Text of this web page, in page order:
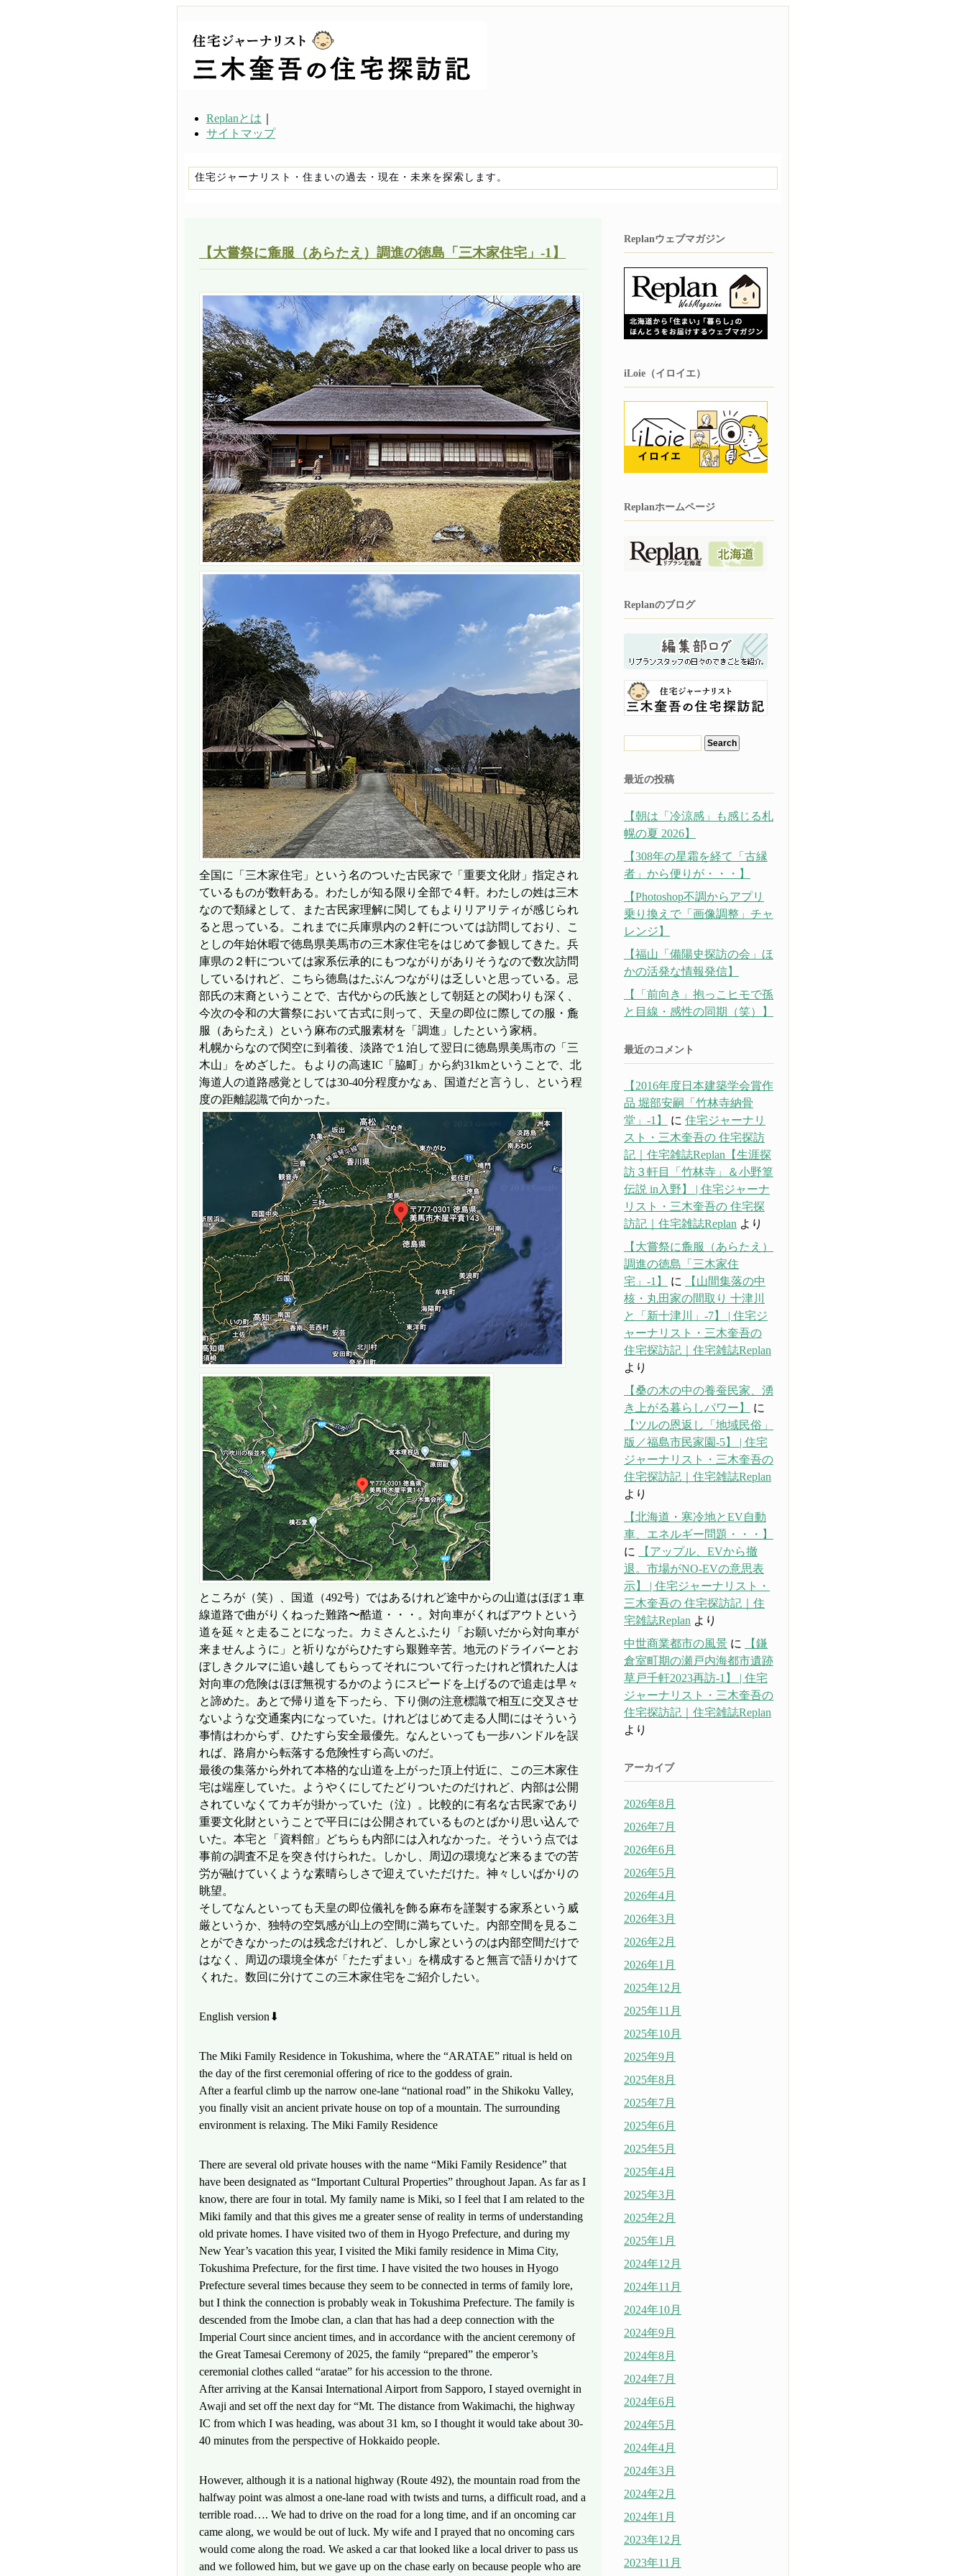
Replanとは
サイトマップ
住宅ジャーナリスト・住まいの過去・現在・未来を探索します。
【大嘗祭に麁服（あらたえ）調進の徳島「三木家住宅」-1】
全国に「三木家住宅」という名のついた古民家で「重要文化財」指定され
ているものが数軒ある。わたしが知る限り全部で４軒。わたしの姓は三木
なので類縁として、また古民家理解に関してもよりリアリティが感じられ
ると思っている。これまでに兵庫県内の２軒については訪問しており、こ
としの年始休暇で徳島県美馬市の三木家住宅をはじめて参観してきた。兵
庫県の２軒については家系伝承的にもつながりがありそうなので数次訪問
しているけれど、こちら徳島はたぶんつながりは乏しいと思っている。忌
部氏の末裔ということで、古代からの氏族として朝廷との関わりも深く、
今次の令和の大嘗祭において古式に則って、天皇の即位に際しての服・麁
服（あらたえ）という麻布の式服素材を「調進」したという家柄。
札幌からなので関空に到着後、淡路で１泊して翌日に徳島県美馬市の「三
木山」をめざした。もよりの高速IC「脇町」から約31kmということで、北
海道人の道路感覚としては30-40分程度かなぁ、国道だと言うし、という程
度の距離認識で向かった。
ところが（笑）、国道（492号）ではあるけれど途中からの山道はほぼ１車
線道路で曲がりくねった難路〜酷道・・・。対向車がくればアウトという
道を延々と走ることになった。カミさんとふたり「お願いだから対向車が
来ませんように」と祈りながらひたすら艱難辛苦。地元のドライバーとお
ぼしきクルマに追い越してもらってそれについて行ったけれど慣れた人は
対向車の危険はほぼ無視するかのようにスピードを上げるので追走は早々
と諦めた。あとで帰り道を下ったら、下り側の注意標識で相互に交叉させ
ないような交通案内になっていた。けれどはじめて走る人間にはそういう
事情はわからず、ひたすら安全最優先。なんといっても一歩ハンドルを誤
れば、路肩から転落する危険性すら高いのだ。
最後の集落から外れて本格的な山道を上がった頂上付近に、この三木家住
宅は端座していた。ようやくにしてたどりついたのだけれど、内部は公開
されていなくてカギが掛かっていた（泣）。比較的に有名な古民家であり
重要文化財ということで平日には公開されているものとばかり思い込んで
いた。本宅と「資料館」どちらも内部には入れなかった。そういう点では
事前の調査不足を突き付けられた。しかし、周辺の環境など来るまでの苦
労が融けていくような素晴らしさで迎えていただけた。神々しいばかりの
眺望。
そしてなんといっても天皇の即位儀礼を飾る麻布を謹製する家系という威
厳というか、独特の空気感が山上の空間に満ちていた。内部空間を見るこ
とができなかったのは残念だけれど、しかし家というのは内部空間だけで
はなく、周辺の環境全体が「たたずまい」を構成すると無言で語りかけて
くれた。数回に分けてこの三木家住宅をご紹介したい。
English version⬇
The Miki Family Residence in Tokushima, where the “ARATAE” ritual is held on
the day of the first ceremonial offering of rice to the goddess of grain.
After a fearful climb up the narrow one-lane “national road” in the Shikoku Valley,
you finally visit an ancient private house on top of a mountain. The surrounding
environment is relaxing. The Miki Family Residence
There are several old private houses with the name “Miki Family Residence” that
have been designated as “Important Cultural Properties” throughout Japan. As far as I
know, there are four in total. My family name is Miki, so I feel that I am related to the
Miki family and that this gives me a greater sense of reality in terms of understanding
old private homes. I have visited two of them in Hyogo Prefecture, and during my
New Year’s vacation this year, I visited the Miki family residence in Mima City,
Tokushima Prefecture, for the first time. I have visited the two houses in Hyogo
Prefecture several times because they seem to be connected in terms of family lore,
but I think the connection is probably weak in Tokushima Prefecture. The family is
descended from the Imobe clan, a clan that has had a deep connection with the
Imperial Court since ancient times, and in accordance with the ancient ceremony of
the Great Tamesai Ceremony of 2025, the family “prepared” the emperor’s
ceremonial clothes called “aratae” for his accession to the throne.
After arriving at the Kansai International Airport from Sapporo, I stayed overnight in
Awaji and set off the next day for “Mt. The distance from Wakimachi, the highway
IC from which I was heading, was about 31 km, so I thought it would take about 30-
40 minutes from the perspective of Hokkaido people.
However, although it is a national highway (Route 492), the mountain road from the
halfway point was almost a one-lane road with twists and turns, a difficult road, and a
terrible road…. We had to drive on the road for a long time, and if an oncoming car
came along, we would be out of luck. My wife and I prayed that no oncoming cars
would come along the road. We asked a car that looked like a local driver to pass us
and we followed him, but we gave up on the chase early on because people who are
Replanウェブマガジン
iLoie（イロイエ）
Replanホームページ
Replanのブログ
最近の投稿
【朝は「冷涼感」も感じる札
幌の夏 2026】
【308年の星霜を経て「古縁
者」から便りが・・・】
【Photoshop不調からアプリ
乗り換えで「画像調整」チャ
レンジ】
【福山「備陽史探訪の会」ほ
かの活発な情報発信】
【「前向き」抱っこヒモで孫
と目線・感性の同期（笑）】
最近のコメント
【2016年度日本建築学会賞作
品 堀部安嗣「竹林寺納骨
堂」-1】
に 住宅ジャーナリ
スト・三木奎吾の 住宅探訪
記｜住宅雑誌Replan【生涯探
訪３軒目「竹林寺」＆小野篁
伝説 in入野】 | 住宅ジャーナ
リスト・三木奎吾の 住宅探
訪記｜住宅雑誌Replan より
【大嘗祭に麁服（あらたえ）
調進の徳島「三木家住
宅」-1】
に
【山間集落の中
核・丸田家の間取り 十津川
と「新十津川」-7】 | 住宅ジ
ャーナリスト・三木奎吾の
住宅探訪記｜住宅雑誌Replan
より
【桑の木の中の養蚕民家、湧
き上がる暮らしパワー】
に
【ツルの恩返し「地域民俗」
版／福島市民家園-5】 | 住宅
ジャーナリスト・三木奎吾の
住宅探訪記｜住宅雑誌Replan
より
【北海道・寒冷地とEV自動
車、エネルギー問題・・・】
に
【アップル、EVから撤
退。市場がNO-EVの意思表
示】 | 住宅ジャーナリスト・
三木奎吾の 住宅探訪記｜住
宅雑誌Replan より
中世商業都市の風景 に
【鎌
倉室町期の瀬戸内海都市遺跡
草戸千軒2023再訪-1】 | 住宅
ジャーナリスト・三木奎吾の
住宅探訪記｜住宅雑誌Replan
より
アーカイブ
2026年8月
2026年7月
2026年6月
2026年5月
2026年4月
2026年3月
2026年2月
2026年1月
2025年12月
2025年11月
2025年10月
2025年9月
2025年8月
2025年7月
2025年6月
2025年5月
2025年4月
2025年3月
2025年2月
2025年1月
2024年12月
2024年11月
2024年10月
2024年9月
2024年8月
2024年7月
2024年6月
2024年5月
2024年4月
2024年3月
2024年2月
2024年1月
2023年12月
2023年11月